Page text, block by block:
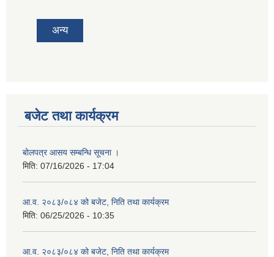
अन्य
बजेट तथा कार्यक्रम
बोलपत्र आसय सम्बन्धि सूचना ।
मिति: 07/16/2026 - 17:04
आ.व. २०८३/०८४ को बजेट, निति तथा कार्यक्रम
मिति: 06/25/2026 - 10:35
आ.व. २०८३/०८४ को बजेट, निति तथा कार्यक्रम